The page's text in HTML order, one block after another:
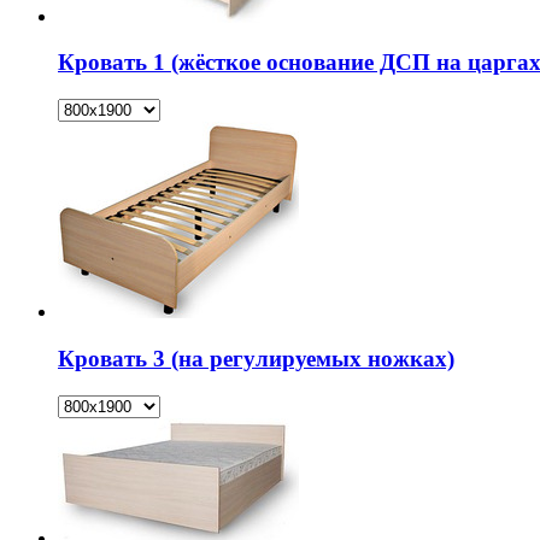
Кровать 1 (жёсткое основание ДСП на
Кровать 3 (на регулируемых ножках)